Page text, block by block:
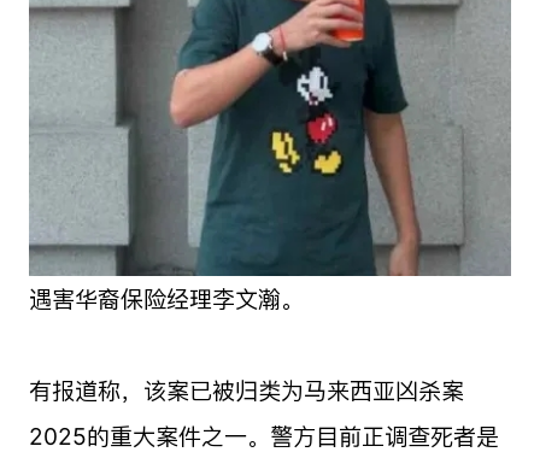
遇害华裔保险经理李文瀚。
有报道称，该案已被归类为马来西亚凶杀案
2025的重大案件之一。警方目前正调查死者是